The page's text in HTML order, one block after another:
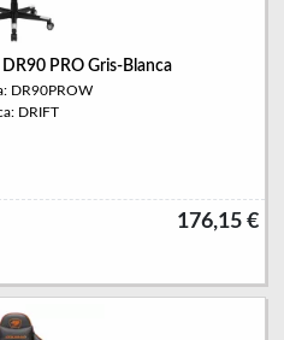
PRO Gris-Blanca
DR90PROW
DRIFT
176,15 €